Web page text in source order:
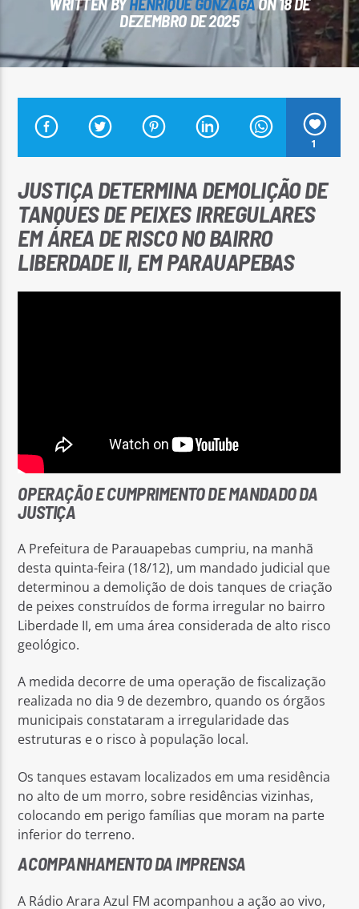
Arara Azul FM
DEZEMBRO DE 2025
1
JUSTIÇA DETERMINA DEMOLIÇÃO DE
TANQUES DE PEIXES IRREGULARES
EM ÁREA DE RISCO NO BAIRRO
LIBERDADE II, EM PARAUAPEBAS
OPERAÇÃO E CUMPRIMENTO DE MANDADO DA
JUSTIÇA
A Prefeitura de Parauapebas cumpriu, na manhã
desta quinta-feira (18/12), um mandado judicial que
determinou a demolição de dois tanques de criação
de peixes construídos de forma irregular no bairro
Liberdade II, em uma área considerada de alto risco
geológico.
A medida decorre de uma operação de fiscalização
realizada no dia 9 de dezembro, quando os órgãos
municipais constataram a irregularidade das
estruturas e o risco à população local.
Os tanques estavam localizados em uma residência
no alto de um morro, sobre residências vizinhas,
colocando em perigo famílias que moram na parte
inferior do terreno.
ACOMPANHAMENTO DA IMPRENSA
A Rádio Arara Azul FM acompanhou a ação ao vivo,